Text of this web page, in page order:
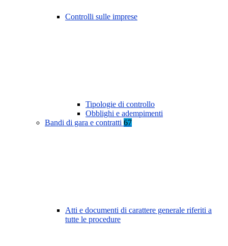
Controlli sulle imprese
Tipologie di controllo
Obblighi e adempimenti
Bandi di gara e contratti 67
Atti e documenti di carattere generale riferiti a
tutte le procedure